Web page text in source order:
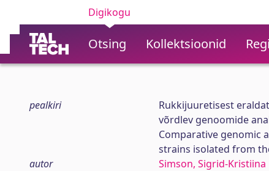
Digikogu
Otsing Kollektsioonid
pealkiri
Rukkijuuretisest
võrdlev genoomide
Comparative genomic
strains isolated from
autor
Simson, Sigrid-Kristiina